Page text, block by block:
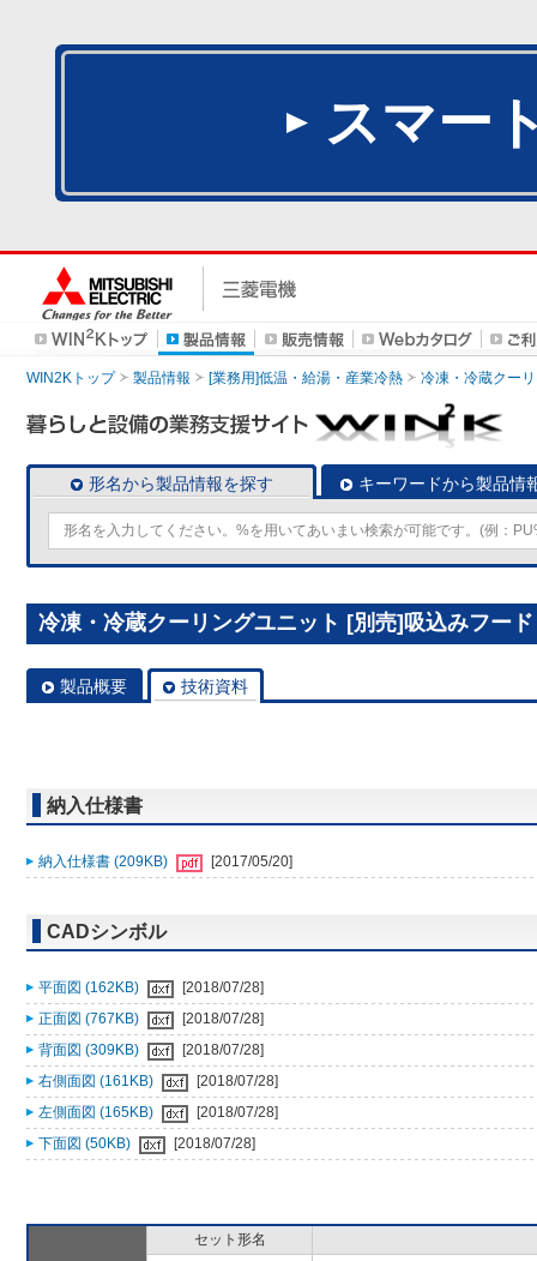
スマー
WIN2Kトップ 製品情報 [業務用]低温・給湯・産業冷熱 冷凍・冷蔵クー
形名から製品情報を探す キーワードから製品情
冷凍・冷蔵クーリングユニット [別売]吸込みフー
製品概要 技術資料
納入仕様書
納入仕様書 (209KB) [2017/05/20]
CADシンボル
平面図 (162KB)
[2018/07/28]
正面図 (767KB)
[2018/07/28]
背面図 (309KB)
[2018/07/28]
右側面図 (161KB)
[2018/07/28]
左側面図 (165KB)
[2018/07/28]
下面図 (50KB)
[2018/07/28]
セット形名